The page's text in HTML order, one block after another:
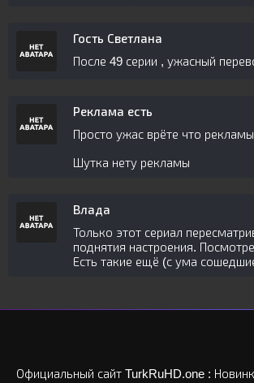
Гость Светлана
После 49 серии , ужасный
Реклама есть
Просто ужас врёте что
Шутка нету рекламы
Влада
Только этот сериал
поднятия настроения.
Есть такие ещё (с ума
Официальный сайт TurkRuHD.one :